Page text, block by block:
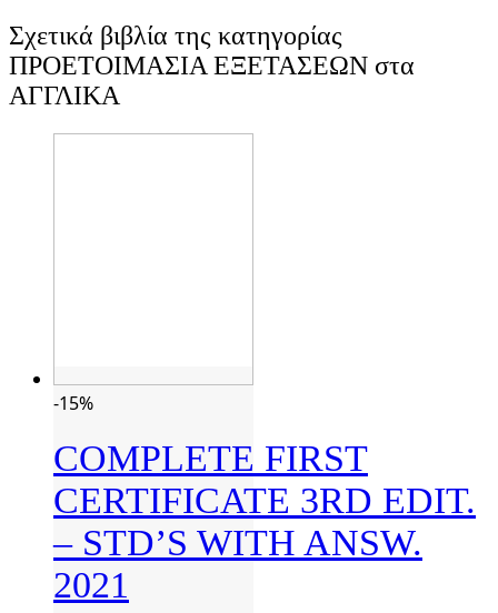
Σχετικά βιβλία της κατηγορίας
ΠΡΟΕΤΟΙΜΑΣΙΑ ΕΞΕΤΑΣΕΩΝ στα
ΑΓΓΛΙΚΑ
-15%
COMPLETE FIRST
CERTIFICATE 3RD EDIT.
– STD’S WITH ANSW.
2021